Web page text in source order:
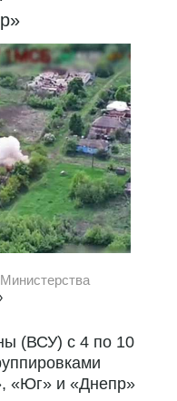
(ВСУ) с 4 по 10
«Юг» и «Днепр»